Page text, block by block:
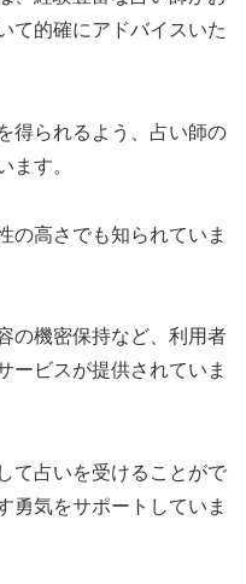
て的確にアドバイスいた
得られるよう、占い師の
ます。
の高さでも知られていま
の機密保持など、利用者
ービスが提供されていま
て占いを受けることがで
勇気をサポートしていま